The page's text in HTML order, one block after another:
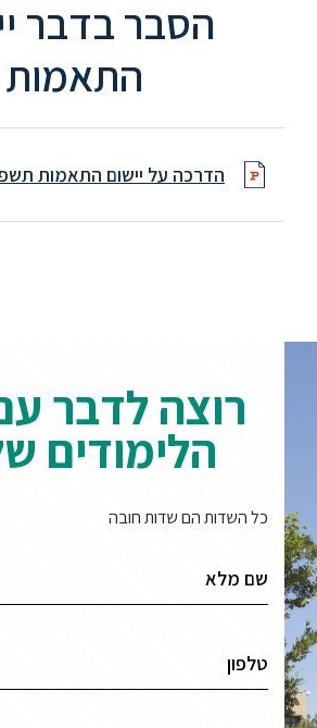
הסבר בדבר
התאמות
הדרכה על יישום התאמות
רוצה לדבר
הלימודים
כל השדות הם שדות חובה